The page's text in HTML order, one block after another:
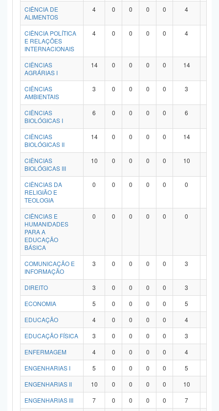
CIÊNCIA DE
ALIMENTOS
4 0 0 0 0 4
CIÊNCIA POLÍTICA
E RELAÇÕES
INTERNACIONAIS
4 0 0 0 0 4
CIÊNCIAS
AGRÁRIAS I
14 0 0 0 0 14
CIÊNCIAS
AMBIENTAIS
3 0 0 0 0 3
CIÊNCIAS
BIOLÓGICAS I
6 0 0 0 0 6
CIÊNCIAS
BIOLÓGICAS II
14 0 0 0 0 14
CIÊNCIAS
BIOLÓGICAS III
10 0 0 0 0 10
CIÊNCIAS DA
RELIGIÃO E
TEOLOGIA
0 0 0 0 0 0
CIÊNCIAS E
HUMANIDADES
PARA A
EDUCAÇÃO
BÁSICA
0 0 0 0 0 0
COMUNICAÇÃO E
INFORMAÇÃO
3 0 0 0 0 3
DIREITO 3 0 0 0 0 3
ECONOMIA
5 0 0 0 0 5
EDUCAÇÃO
4 0 0 0 0 4
EDUCAÇÃO FÍSICA
3 0 0 0 0 3
ENFERMAGEM
4 0 0 0 0 4
ENGENHARIAS I
5 0 0 0 0 5
ENGENHARIAS II
10 0 0 0 0 10
ENGENHARIAS III
7 0 0 0 0 7